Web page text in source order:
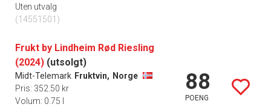
Uten utvalg
(14551501)
Frukt by Lindheim Rød Riesling
(2024) (utsolgt)
Midt-Telemark Fruktvin, Norge
Pris: 352.50 kr
Volum: 0.75 l
88
POENG